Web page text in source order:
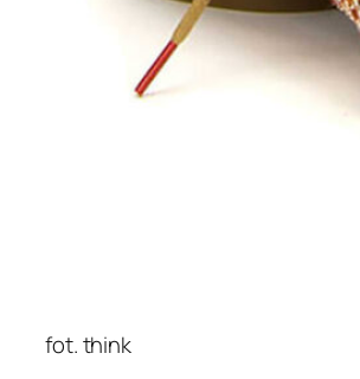
fot. think